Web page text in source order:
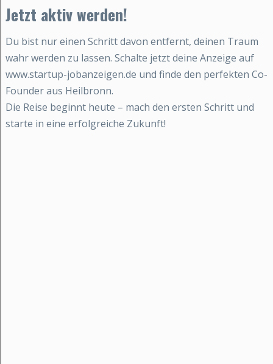
Jetzt aktiv werden!
Du bist nur einen Schritt davon entfernt, deinen Traum
wahr werden zu lassen. Schalte jetzt deine Anzeige auf
www.startup-jobanzeigen.de und finde den perfekten Co-
Founder aus Heilbronn.
Die Reise beginnt heute – mach den ersten Schritt und
starte in eine erfolgreiche Zukunft!